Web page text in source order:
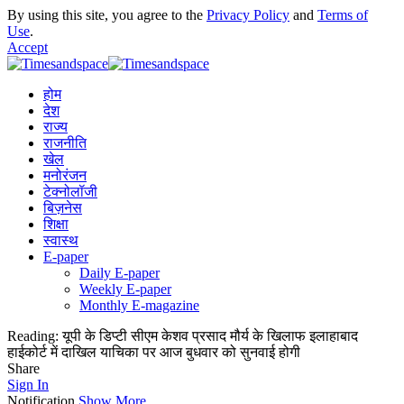
By using this site, you agree to the Privacy Policy and Terms of
Use.
Accept
होम
देश
राज्य
राजनीति
खेल
मनोरंजन
टेक्नोलॉजी
बिज़नेस
शिक्षा
स्वास्थ
E-paper
Daily E-paper
Weekly E-paper
Monthly E-magazine
Reading: यूपी के डिप्टी सीएम केशव प्रसाद मौर्य के खिलाफ इलाहाबाद
हाईकोर्ट में दाखिल याचिका पर आज बुधवार को सुनवाई होगी
Share
Sign In
Notification Show More